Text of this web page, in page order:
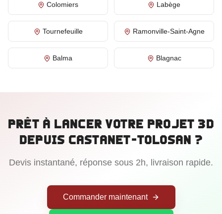
Colomiers Labège
Tournefeuille Ramonville-Saint-Agne
Balma Blagnac
Prêt à lancer votre projet 3D
depuis Castanet-Tolosan ?
Devis instantané, réponse sous 2h, livraison rapide.
Commander maintenant